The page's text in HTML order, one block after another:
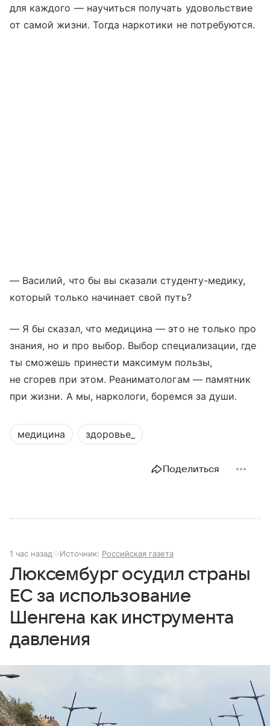
для каждого — научиться получать удовольствие
от самой жизни. Тогда наркотики не потребуются.
​​— Василий, что бы вы сказали студенту-медику,
который только начинает свой путь?
​— Я бы сказал, что медицина — это не только про
знания, но и про выбор. Выбор специализации, где
ты сможешь принести максимум пользы,
не сгорев при этом. Реаниматологам — памятник
при жизни. А мы, наркологи, боремся за души.
медицина здоровье_
Поделиться
1 час назад Источник: Российская газета
Люксембург осудил страны
ЕС за использование
Шенгена как инструмента
давления